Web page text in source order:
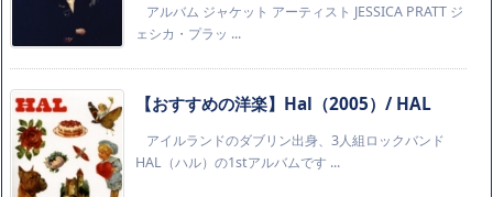
アルバム ジャケット アーティスト JESSICA PRATT ジ
ェシカ・プラッ ...
【おすすめの洋楽】Hal（2005）/ HAL
アイルランドのダブリン出身、3人組ロックバンド
HAL（ハル）の1stアルバムです ...